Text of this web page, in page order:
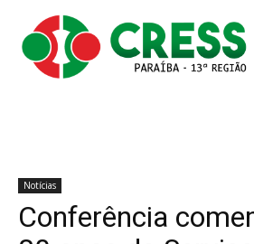
Notícias
Conferência